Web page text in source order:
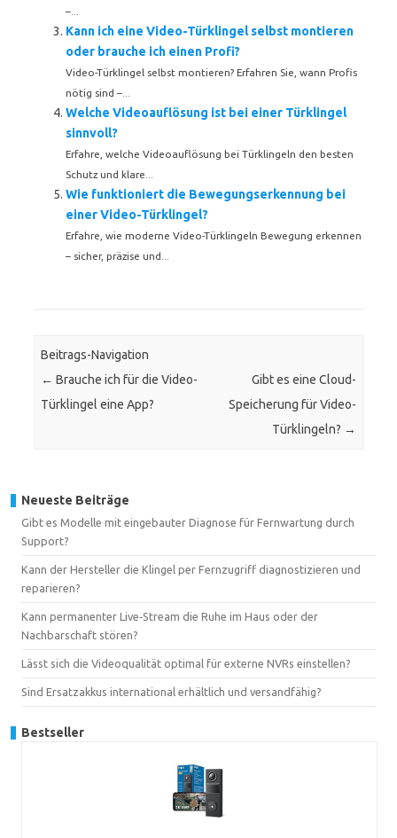
–...
Kann ich eine Video-Türklingel selbst montieren
oder brauche ich einen Profi?
Video-Türklingel selbst montieren? Erfahren Sie, wann Profis
nötig sind –...
Welche Videoauflösung ist bei einer Türklingel
sinnvoll?
Erfahre, welche Videoauflösung bei Türklingeln den besten
Schutz und klare...
Wie funktioniert die Bewegungserkennung bei
einer Video-Türklingel?
Erfahre, wie moderne Video-Türklingeln Bewegung erkennen
– sicher, präzise und...
Beitrags-Navigation
← Brauche ich für die Video-
Türklingel eine App?
Gibt es eine Cloud-
Speicherung für Video-
Türklingeln? →
Neueste Beiträge
Gibt es Modelle mit eingebauter Diagnose für Fernwartung durch
Support?
Kann der Hersteller die Klingel per Fernzugriff diagnostizieren und
reparieren?
Kann permanenter Live‑Stream die Ruhe im Haus oder der
Nachbarschaft stören?
Lässt sich die Videoqualität optimal für externe NVRs einstellen?
Sind Ersatzakkus international erhältlich und versandfähig?
Bestseller